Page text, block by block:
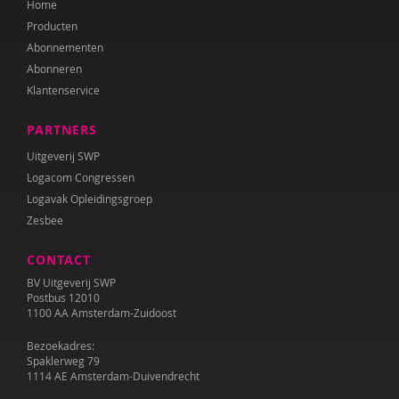
Dawn Huebner
Corina Hulsman
Sherita Jager
Francine Jellesma
IJsbrand Jepma
Lisanne Jilink
Tilly de Jong
Annelies Karelse
Hilde Krajenbrink
Home
Producten
Abonnementen
Abonneren
Klantenservice
PARTNERS
Uitgeverij SWP
Logacom Congressen
Logavak Opleidingsgroep
Zesbee
CONTACT
BV Uitgeverij SWP
Postbus 12010
1100 AA Amsterdam-Zuidoost
Bezoekadres:
Spaklerweg 79
1114 AE Amsterdam-Duivendrecht